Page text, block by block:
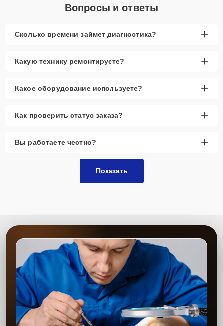
Вопросы и ответы
Сколько времени займет диагностика? +
Какую технику ремонтируете? +
Какое оборудование используете? +
Как проверить статус заказа? +
Вы работаете честно? +
Показать